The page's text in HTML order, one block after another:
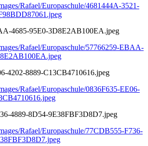
Rafael/Europaschule/4681444A-3521-
4685-95E0-3D8E2AB100EA.jpeg
Rafael/Europaschule/57766259-EBAA-
4202-8889-C13CB4710616.jpeg
Rafael/Europaschule/0836F635-EE06-
4889-8D54-9E38FBF3D8D7.jpeg
Rafael/Europaschule/77CDB555-F736-